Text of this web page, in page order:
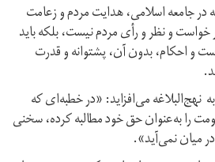
در جامعه اسلامی، هدایت مردم و زعامت
و نظر و رأی مردم نیست، بلکه باید
و احکام، بدون آن، پشتوانه و قدرت
نهج‌البلاغه می‌افزاید: «در خطبه‌ای که
را به‌عنوان حق خود مطالبه کرده، سخنی
میان نمی‌آید».